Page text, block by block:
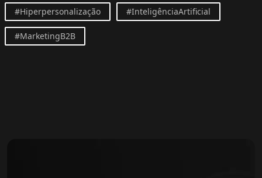
#Hiperpersonalização #InteligênciaArtificial
#MarketingB2B